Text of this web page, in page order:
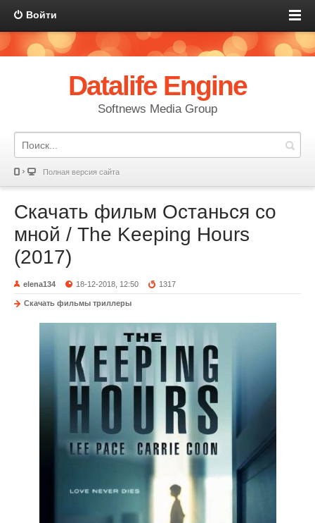
Войти
Datalife Engine
Softnews Media Group
Полная версия сайта
Скачать фильм Останься со
мной / The Keeping Hours
(2017)
elena134 18-12-2018, 12:50 1317
Скачать фильмы триллеры